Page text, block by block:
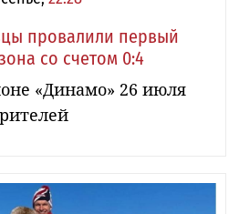
провалили первый
со счетом 0:4
«Динамо» 26 июля